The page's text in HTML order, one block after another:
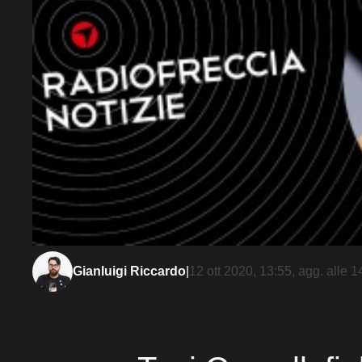
Gianluigi Riccardo 12 ott 2020, 13:55, agg. alle